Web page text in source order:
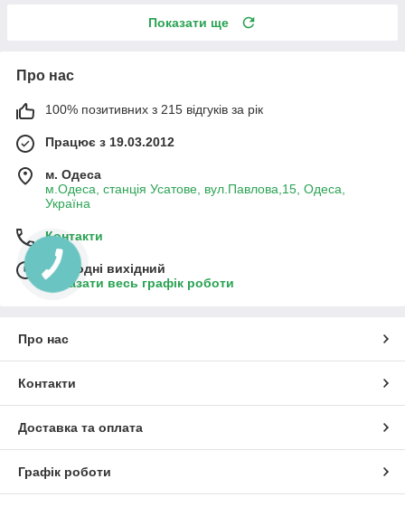
Показати ще
Про нас
100% позитивних з 215 відгуків за рік
Працює з 19.03.2012
м. Одеса
м.Одеса, станція Усатове, вул.Павлова,15, Одеса,
Україна
Контакти
Сьогодні вихідний
Показати весь графік роботи
Про нас
Контакти
Доставка та оплата
Графік роботи